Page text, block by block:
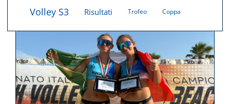
Volley S3 Risultati Trofeo Coppa